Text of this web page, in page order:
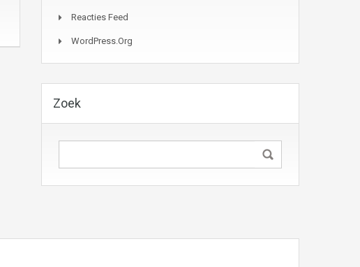
Reacties Feed
WordPress.org
Zoek